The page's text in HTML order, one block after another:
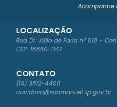
Acompanhe
LOCALIZAÇÃO
Rua Dr. Júlio de Faria nº 518 -
CEP: 18650-047
CONTATO
(14) 3812-4400
ouvidoria@saomanuel.sp.gov.br